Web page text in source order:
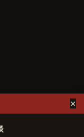
Reserved.
×